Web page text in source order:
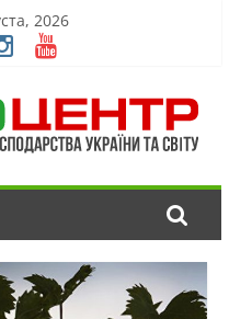
2026